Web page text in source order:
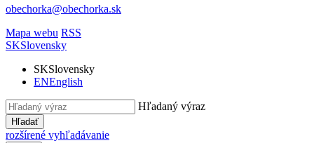
obechorka@obechorka.sk
Mapa webu RSS
SKSlovensky
SKSlovensky
ENEnglish
Hľadaný výraz
Hľadať
rozšírené vyhľadávanie